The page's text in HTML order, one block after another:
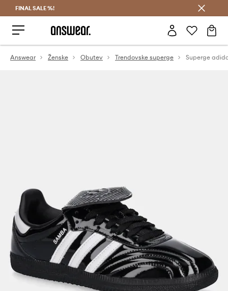
FINAL SALE %!
Answear Ženske Obutev Trendovske superge